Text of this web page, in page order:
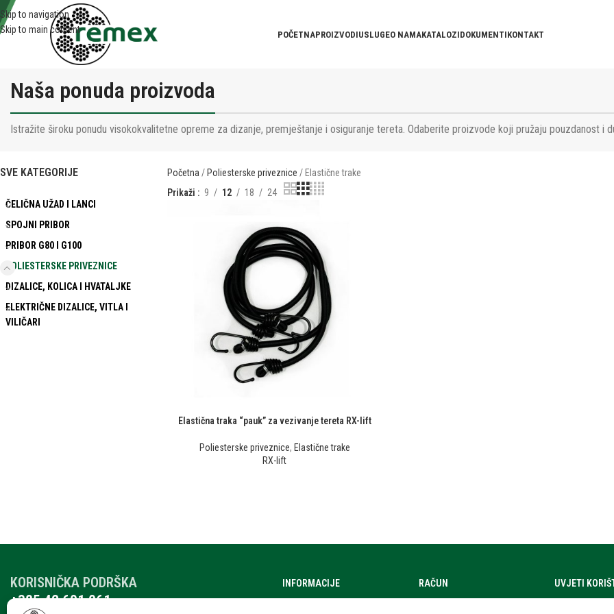
Skip to navigation
Skip to main content
POČETNAPROIZVODIUSLUGEO NAMAKATALOZIDOKUMENTIKONTAKT
Naša ponuda proizvoda
Istražite široku ponudu visokokvalitetne opreme za dizanje, premještanje i osiguranje tereta. Odaberite proizvode koji pružaju pouzdanost i
SVE KATEGORIJE
ČELIČNA UŽAD I LANCI
SPOJNI PRIBOR
PRIBOR G80 I G100
POLIESTERSKE PRIVEZNICE
DIZALICE, KOLICA I HVATALJKE
ELEKTRIČNE DIZALICE, VITLA I
VILIČARI
Početna Poliesterske priveznice
Elastične trake
Prikaži
9 12 18 24
Elastična traka “pauk” za vezivanje tereta RX-lift
Poliesterske priveznice, Elastične trake
RX-lift
KORISNIČKA PODRŠKA
+385 42 601 061
INFORMACIJE RAČUN UVJETI